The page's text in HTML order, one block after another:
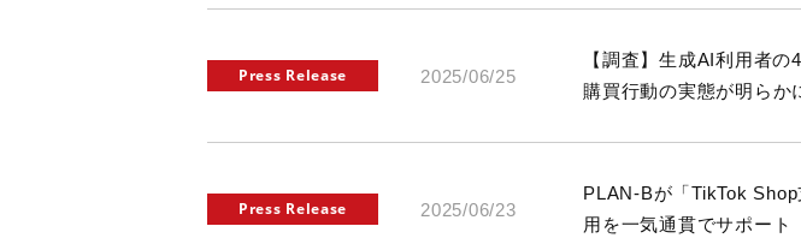
Press Release 2025/06/25
【調査】生成AI利用者
購買行動の実態が明らか
Press Release 2025/06/23
PLAN-Bが「TikTok
用を一気通貫でサポート